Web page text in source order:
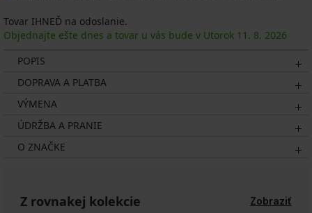
Tovar IHNEĎ na odoslanie.
Objednajte ešte dnes a tovar u vás bude v Utorok 11. 8. 2026
POPIS
DOPRAVA A PLATBA
VÝMENA
ÚDRŽBA A PRANIE
O ZNAČKE
Z rovnakej kolekcie Zobraziť